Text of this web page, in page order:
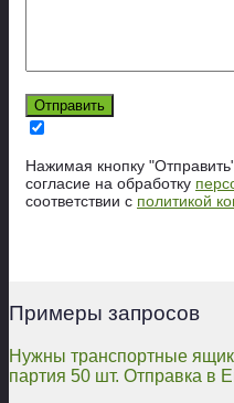
Нажимая кнопку
согласие на обработку
соответствии с политикой
Примеры запросов
Нужны транспортные
партия 50 шт. Отправка в